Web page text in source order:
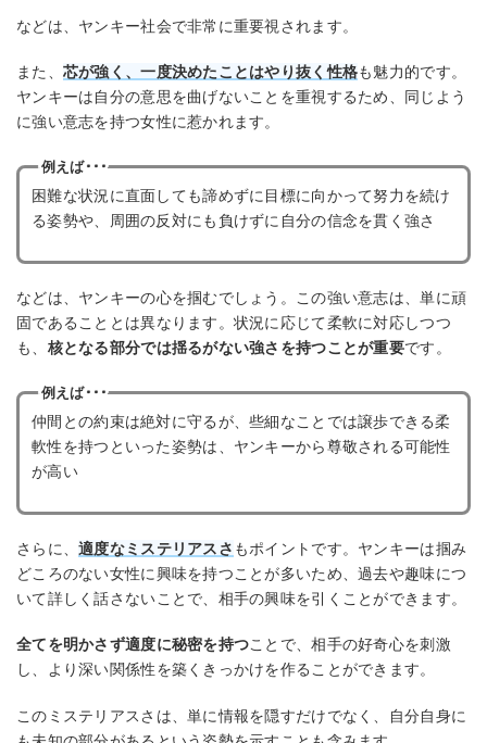
などは、ヤンキー社会で非常に重要視されます。
また、 芯が強く、一度決めたことはやり抜く性格も魅力的です。
ヤンキーは自分の意思を曲げないことを重視するため、同じよう
に強い意志を持つ女性に惹かれます。
例えば･･･
困難な状況に直面しても諦めずに目標に向かって努力を続け
る姿勢や、周囲の反対にも負けずに自分の信念を貫く強さ
などは、ヤンキーの心を掴むでしょう。この強い意志は、単に頑
固であることとは異なります。状況に応じて柔軟に対応しつつ
も、 核となる部分では揺るがない強さを持つことが重要です。
例えば･･･
仲間との約束は絶対に守るが、些細なことでは譲歩できる柔
軟性を持つといった姿勢は、ヤンキーから尊敬される可能性
が高い
さらに、適度なミステリアスさ もポイントです。ヤンキーは掴み
どころのない女性に興味を持つことが多いため、過去や趣味につ
いて詳しく話さないことで、相手の興味を引くことができます。
全てを明かさず適度に秘密を持つことで、相手の好奇心を刺激
し、より深い関係性を築くきっかけを作ることができます。
このミステリアスさは、単に情報を隠すだけでなく、自分自身に